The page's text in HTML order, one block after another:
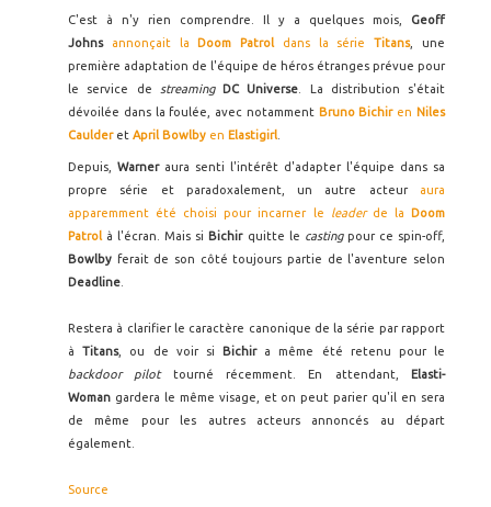
C'est à n'y rien comprendre. Il y a quelques mois, Geoff
Johns
annonçait laDoom Patrol dans la sérieTitans, une
première adaptation de l'équipe de héros étranges prévue pour
le service de
streaming DC Universe . La distribution s'était
dévoilée dans la foulée, avec notamment Bruno Bichiren Niles
Caulderet April Bowlby en Elastigirl
Depuis, Warneraura senti l'intérêt d'adapter l'équipe dans sa
propre série et paradoxalement, un autre acteur aura
apparemment été choisi pour incarner le
leaderde laDoom
Patrol à l'écran. Mais si Bichirquitte le castingpour ce spin-off,
Bowlby ferait de son côté toujours partie de l'aventure selon
Deadline
Restera à clarifier le caractère canonique de la série par rapport
àTitans, ou de voir si Bichira même été retenu pour le
backdoor pilottourné récemment. En attendant, Elasti-
Woman gardera le même visage, et on peut parier qu'il en sera
de même pour les autres acteurs annoncés au départ
également.
Source